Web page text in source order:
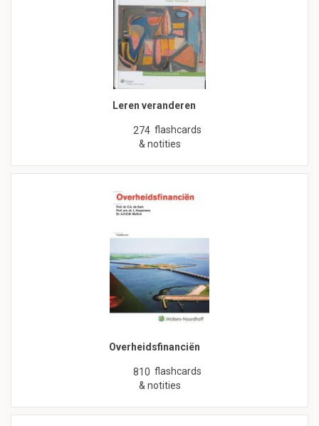
Leren veranderen
274 flashcards
& notities
Overheidsfinanciën
810 flashcards
& notities